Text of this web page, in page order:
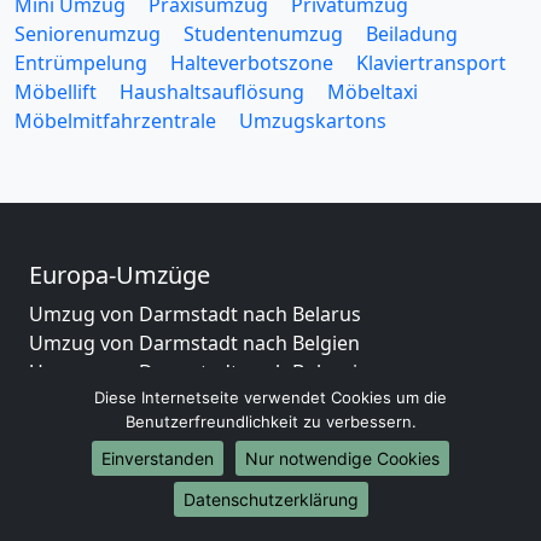
Seniorenumzug
Studentenumzug
Beiladung
Entrümpelung
Halteverbotszone
Klaviertransport
Möbellift
Haushaltsauflösung
Möbeltaxi
Möbelmitfahrzentrale
Umzugskartons
Europa-Umzüge
Umzug von Darmstadt nach Belarus
Umzug von Darmstadt nach Belgien
Umzug von Darmstadt nach Bulgarien
Umzug von Darmstadt nach Dänemark
Umzug von Darmstadt nach England
Umzug von Darmstadt nach Portugal
Umzug von Darmstadt nach Bosnien
und Herzegowina
Diese Internetseite verwendet Cookies um die
Benutzerfreundlichkeit zu verbessern.
Einverstanden
Nur notwendige Cookies
Datenschutzerklärung